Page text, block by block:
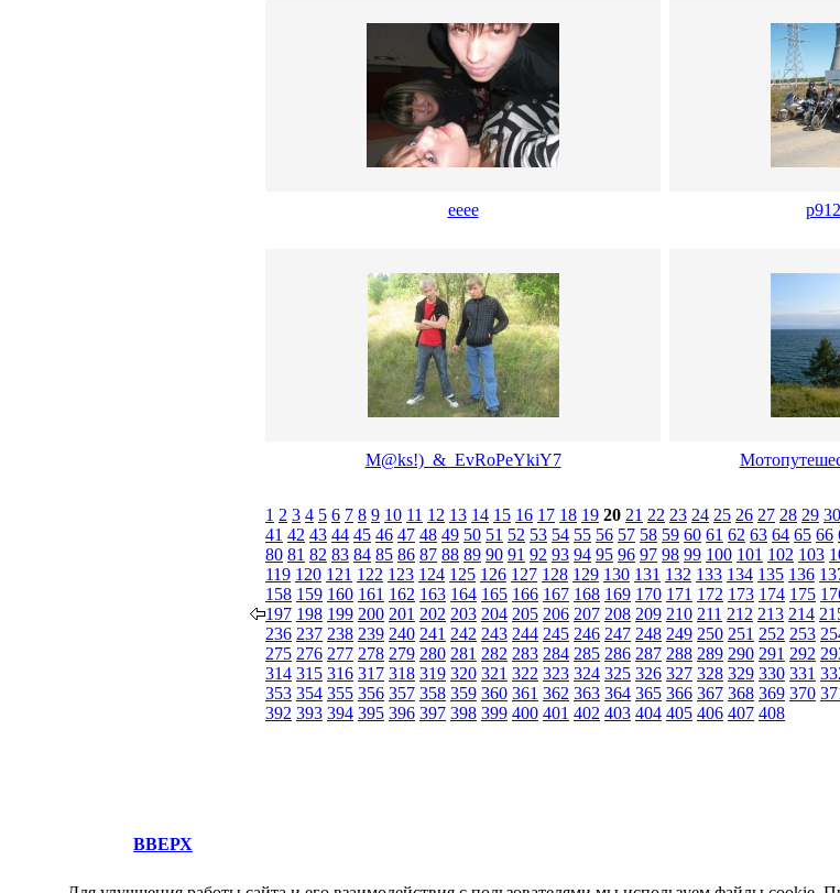
ееее
М@ks!)_&_EvRoPeYkiY7
1 2 3 4 5 6 7 8 9 10 11 12 13 14 15 16 17 18 19 20 21 22 23 24 25 26 27 28 29 30
41 42 43 44 45 46 47 48 49 50 51 52 53 54 55 56 57 58 59 60 61 62 63 64 65 66
80 81 82 83 84 85 86 87 88 89 90 91 92 93 94 95 96 97 98 99 100 101 102 103
119 120 121 122 123 124 125 126 127 128 129 130 131 132 133 134 135 136
158 159 160 161 162 163 164 165 166 167 168 169 170 171 172 173 174 175
197 198 199 200 201 202 203 204 205 206 207 208 209 210 211 212 213 214
236 237 238 239 240 241 242 243 244 245 246 247 248 249 250 251 252 253
275 276 277 278 279 280 281 282 283 284 285 286 287 288 289 290 291 292
314 315 316 317 318 319 320 321 322 323 324 325 326 327 328 329 330 331
353 354 355 356 357 358 359 360 361 362 363 364 365 366 367 368 369 370
392 393 394 395 396 397 398 399 400 401 402 403 404 405 406 407 408
ВВЕРХ